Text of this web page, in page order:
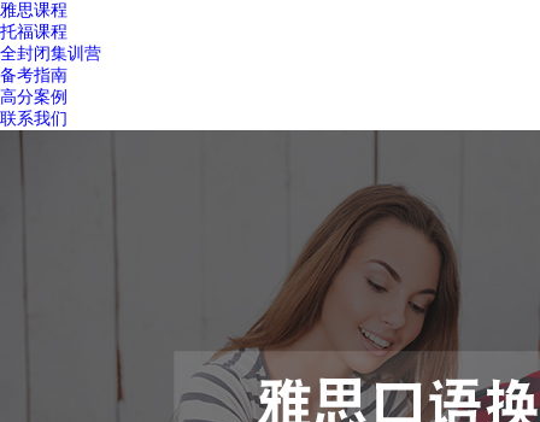
雅思课程
托福课程
全封闭集训营
备考指南
高分案例
联系我们